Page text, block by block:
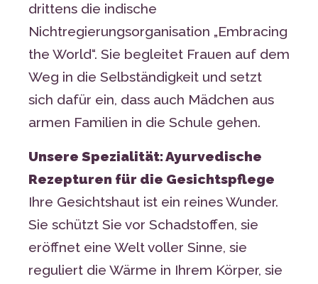
drittens die indische
Nichtregierungsorganisation „Embracing
the World“. Sie begleitet Frauen auf dem
Weg in die Selbständigkeit und setzt
sich dafür ein, dass auch Mädchen aus
armen Familien in die Schule gehen.
Unsere Spezialität: Ayurvedische
Rezepturen für die Gesichtspflege
Ihre Gesichtshaut ist ein reines Wunder.
Sie schützt Sie vor Schadstoffen, sie
eröffnet eine Welt voller Sinne, sie
reguliert die Wärme in Ihrem Körper, sie